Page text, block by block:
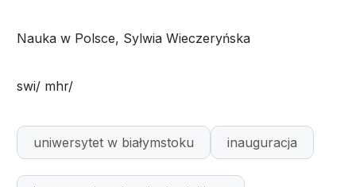
Nauka w Polsce, Sylwia Wieczeryńska
swi/ mhr/
uniwersytet w białymstoku inauguracja